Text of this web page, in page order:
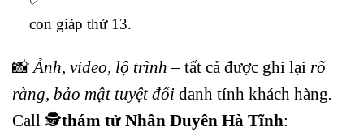
con giáp thứ 13.
📸 Ảnh, video, lộ trình – tất cả được ghi lại rõ
ràng, bảo mật tuyệt đối danh tính khách hàng.
Call 🕵️thám tử Nhân Duyên Hà Tĩnh: